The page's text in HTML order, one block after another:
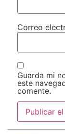
Correo
Guarda mi
este
comente.